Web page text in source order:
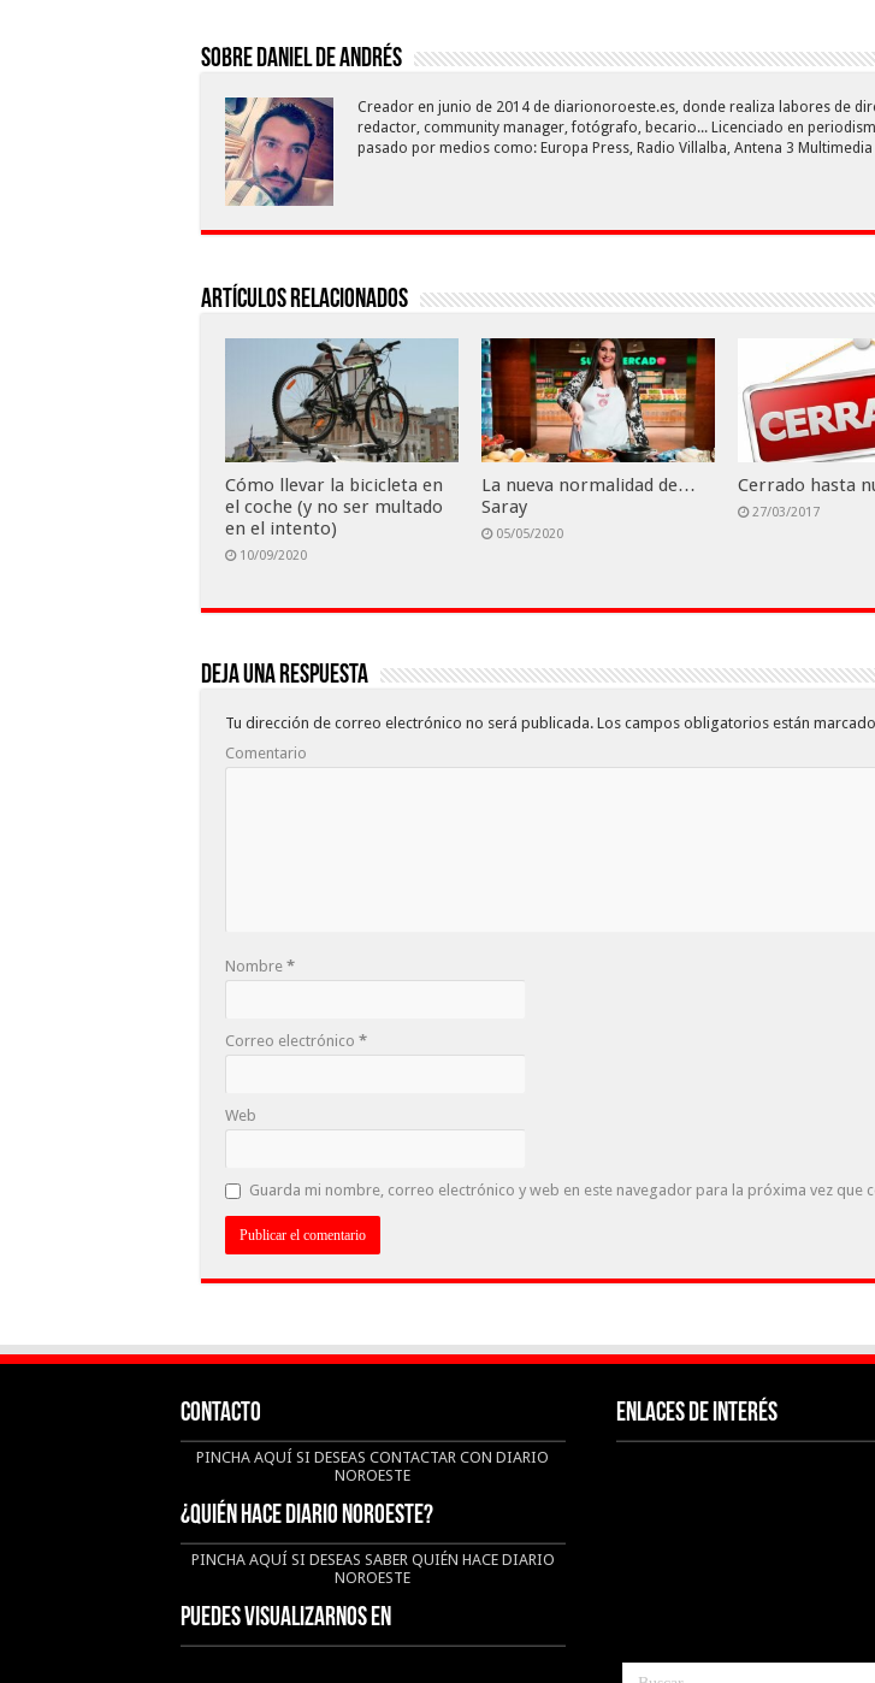
Sobre Daniel De Andrés
Creador en junio de 2014 de diarionoroeste.es, donde realiza labores de
redactor, community manager, fotógrafo, becario... Licenciado en
pasado por medios como: Europa Press, Radio Villalba, Antena 3 Multimedia
Artículos relacionados
Cómo llevar la bicicleta en
el coche (y no ser multado
en el intento)
10/09/2020
La nueva normalidad de…
Saray
05/05/2020
Cerrado hasta
27/03/2017
Deja una respuesta
Tu dirección de correo electrónico no será publicada. Los campos obligatorios están
Comentario
Nombre *
Correo electrónico *
Web
Guarda mi nombre, correo electrónico y web en este navegador para la próxima vez que
CONTACTO
PINCHA AQUÍ SI DESEAS CONTACTAR CON DIARIO
NOROESTE
¿QUIÉN HACE DIARIO NOROESTE?
PINCHA AQUÍ SI DESEAS SABER QUIÉN HACE DIARIO
NOROESTE
Puedes visualizarnos en
Enlaces de interés